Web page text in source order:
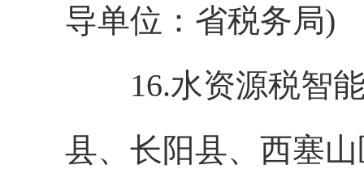
导单位：省税务局)
16.水资源税智能
县、长阳县、西塞